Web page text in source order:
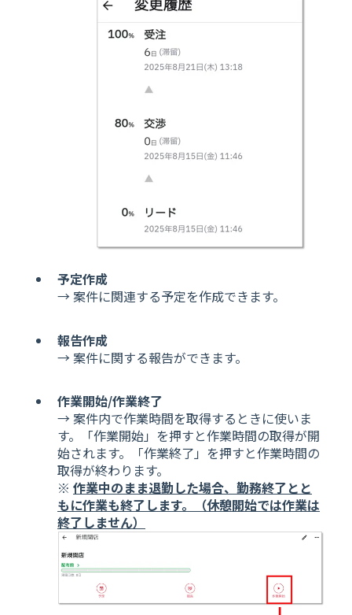
予定作成
→ 案件に関連する予定を作成できます。
報告作成
→ 案件に関する報告ができます。
作業開始/作業終了
→ 案件内で作業時間を取得するときに使いま
す。「作業開始」を押すと作業時間の取得が開
始されます。「作業終了」を押すと作業時間の
取得が終わります。
※ 作業中のまま退勤した場合、勤務終了とと
もに作業も終了します。（休憩開始では作業は
終了しません）